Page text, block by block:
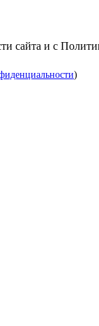
сайта и с
)